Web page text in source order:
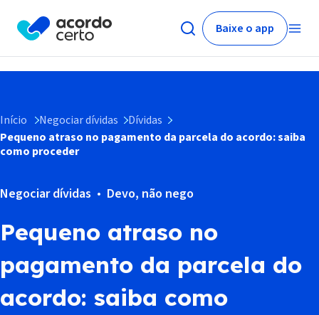
Baixe o app
Início Negociar dívidas
Dívidas
Pequeno atraso no pagamento da parcela do acordo: saiba
como proceder
Negociar dívidas Devo, não nego
Pequeno atraso no
pagamento da parcela do
acordo: saiba como